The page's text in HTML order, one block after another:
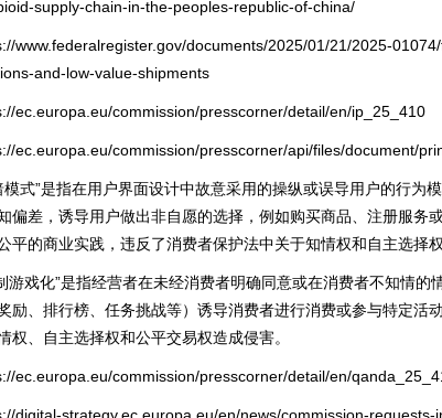
supply-chain-in-the-peoples-republic-of-china/
www.federalregister.gov/documents/2025/01/21/2025-
and-low-value-shipments
ec.europa.eu/commission/presscorner/detail/en/ip_25_410
ec.europa.eu/commission/presscorner/api/files/document/
模式”是指在用户界面设计中故意采用的操纵或误导用户的行为
偏差，诱导用户做出非自愿的选择，例如购买商品、注册服务
平的商业实践，违反了消费者保护法中关于知情权和自主选择权
游戏化”是指经营者在未经消费者明确同意或在消费者不知情的
励、排行榜、任务挑战等）诱导消费者进行消费或参与特定活
权、自主选择权和公平交易权造成侵害。
ec.europa.eu/commission/presscorner/detail/en/